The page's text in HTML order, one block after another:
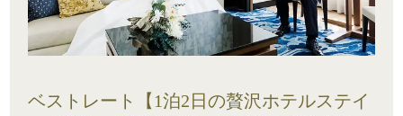
ベストレート【1泊2日の贅沢ホテルステイ